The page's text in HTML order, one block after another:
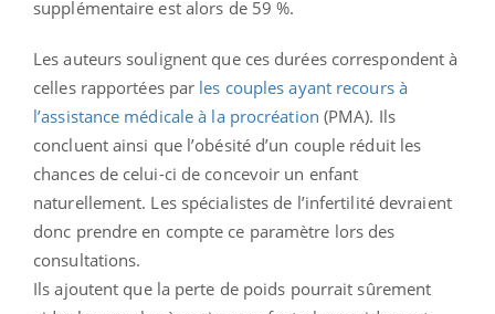
supplémentaire est alors de 59 %.
Les auteurs soulignent que ces durées correspondent à
celles rapportées par les couples ayant recours à
l’assistance médicale à la procréation (PMA). Ils
concluent ainsi que l’obésité d’un couple réduit les
chances de celui-ci de concevoir un enfant
naturellement. Les spécialistes de l’infertilité devraient
donc prendre en compte ce paramètre lors des
consultations.
Ils ajoutent que la perte de poids pourrait sûrement